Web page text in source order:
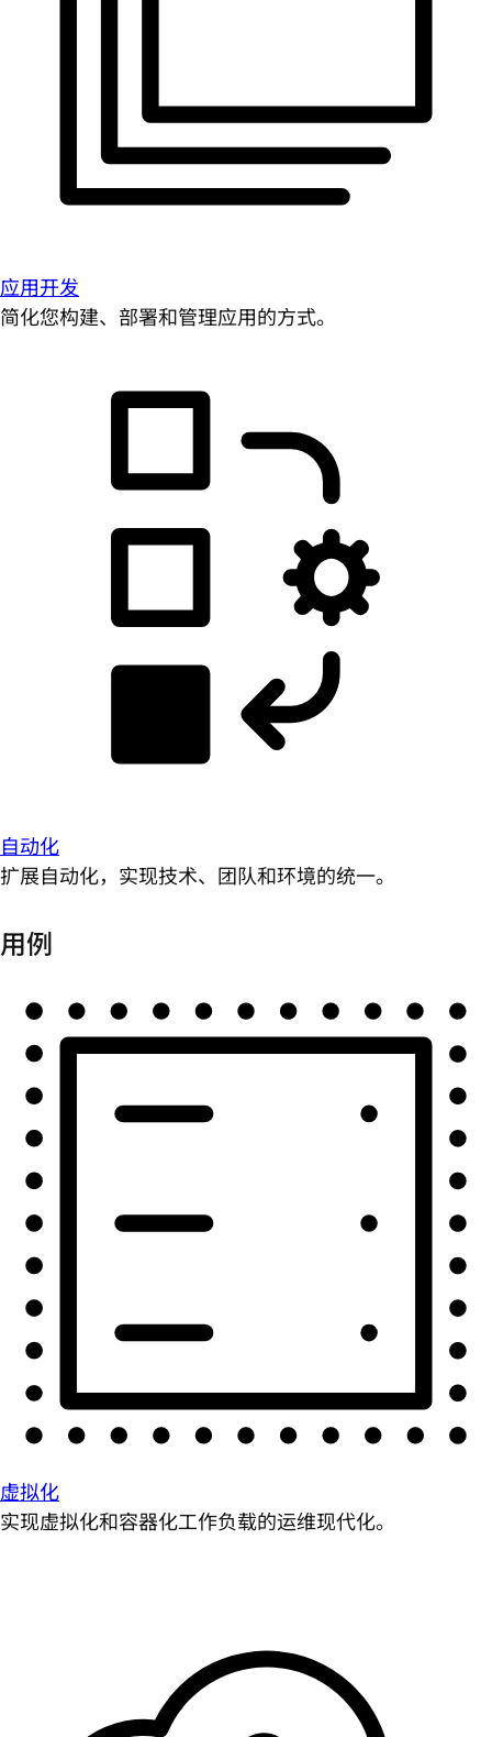
应用开发
简化您构建、部署和管理应用的方式。
自动化
扩展自动化，实现技术、团队和环境的统一。
用例
虚拟化
实现虚拟化和容器化工作负载的运维现代化。